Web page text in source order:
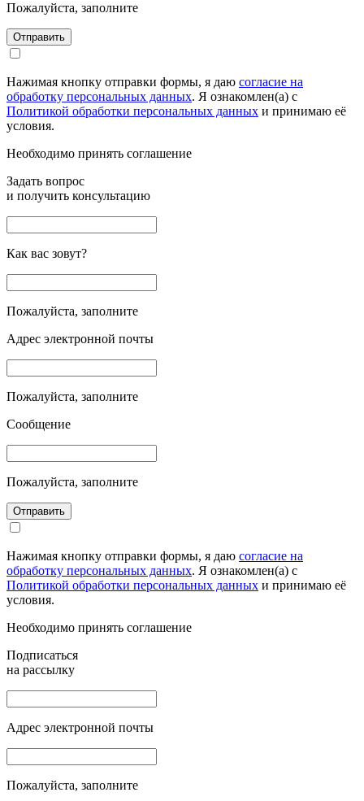
Пожалуйста, заполните
Отправить
Нажимая кнопку отправки формы, я даю согласие на
обработку персональных данных. Я ознакомлен(а) с
Политикой обработки персональных данных и принимаю её
условия.
Необходимо принять соглашение
Задать вопрос
и получить консультацию
Как вас зовут?
Пожалуйста, заполните
Адрес электронной почты
Пожалуйста, заполните
Сообщение
Пожалуйста, заполните
Отправить
Нажимая кнопку отправки формы, я даю согласие на
обработку персональных данных. Я ознакомлен(а) с
Политикой обработки персональных данных и принимаю её
условия.
Необходимо принять соглашение
Подписаться
на рассылку
Адрес электронной почты
Пожалуйста, заполните